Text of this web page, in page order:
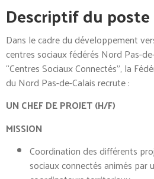
Descriptif du poste
Dans le cadre du développement
centres sociaux fédérés Nord Pas-
“Centres Sociaux Connectés”, la
du Nord Pas-de-Calais recrute :
UN CHEF DE PROJET (H/F)
MISSION
Coordination des différents
sociaux connectés animés par